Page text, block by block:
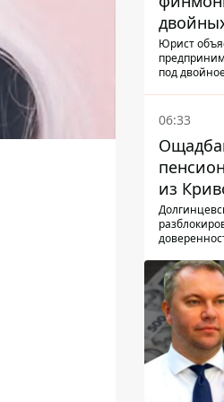
Юрист
под
06:33
из
решил